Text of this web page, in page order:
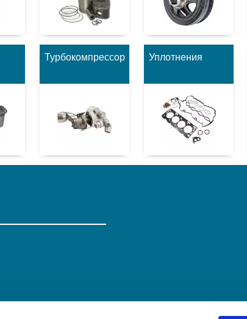
Турбокомпрессор Уплотнения